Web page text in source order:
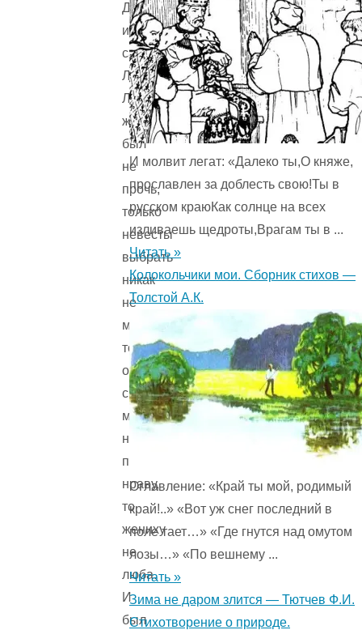
Да
и
сам
Лазарь
Лазаревич
жениться
был
не
прочь,
только
невесты
выбрать
никак
не
может:
то
отцу
с
матерью
не
по
нраву,
то
жениху
не
люба.
И
был
И молвит легат: «Далеко ты,О княже,
прославлен за доблесть свою!Ты в
русском краюКак солнце на всех
изливаешь щедроты,Врагам ты в ...
Читать »
Колокольчики мои. Сборник стихов —
Толстой А.К.
Оглавление: «Край ты мой, родимый
край!..» «Вот уж снег последний в
поле тает…» «Где гнутся над омутом
лозы…» «По вешнему ...
Читать »
Зима не даром злится — Тютчев Ф.И.
Стихотворение о природе.